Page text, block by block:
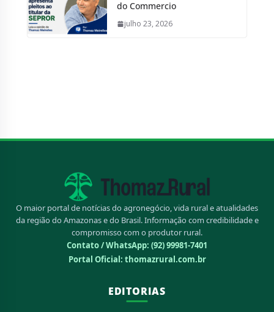
do Commercio
julho 23, 2026
O maior portal de notícias do agronegócio, vida rural e atualidades
da região do Amazonas e do Brasil. Informação com credibilidade e
compromisso com o produtor rural.
Contato / WhatsApp: (92) 99981-7401
Portal Oficial: thomazrural.com.br
EDITORIAS